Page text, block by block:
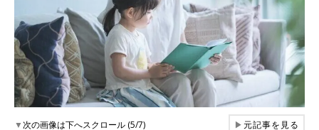
▼次の画像は下へスクロール (5/7) ▶元記事を見る